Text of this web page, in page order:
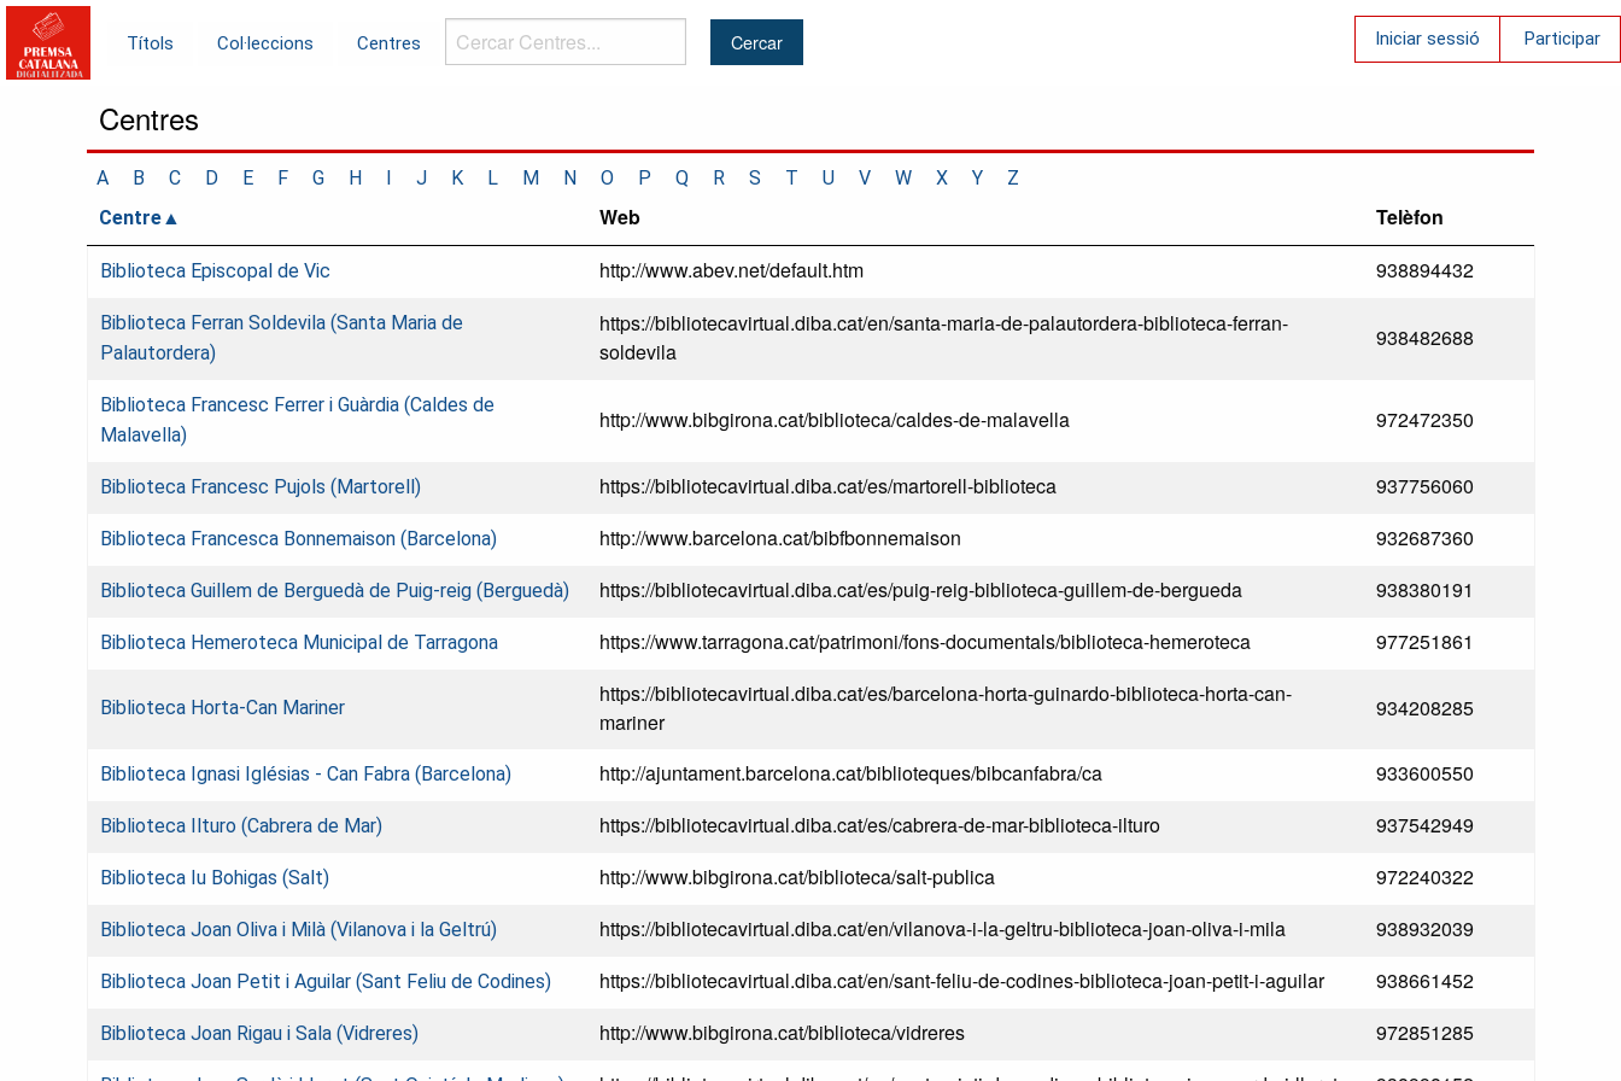
Títols Col·leccions Centres
Cercar
Centres...
Iniciar sessió Participar
Centres
A B C D E F G H I J K L M N O P Q R S T U V W X Y
Z
Centre
Web Telèfon
Biblioteca Episcopal de Vic http://www.abev.net/default.htm 938894432
Biblioteca Ferran Soldevila (Santa Maria de
Palautordera)
https://bibliotecavirtual.diba.cat/en/santa-maria-de-palautordera-biblioteca-ferran-
soldevila
938482688
Biblioteca Francesc Ferrer i Guàrdia (Caldes de
Malavella)
http://www.bibgirona.cat/biblioteca/caldes-de-malavella 972472350
Biblioteca Francesc Pujols (Martorell) https://bibliotecavirtual.diba.cat/es/martorell-biblioteca 937756060
Biblioteca Francesca Bonnemaison (Barcelona) http://www.barcelona.cat/bibfbonnemaison 932687360
Biblioteca Guillem de Berguedà de Puig-reig (Berguedà) https://bibliotecavirtual.diba.cat/es/puig-reig-biblioteca-guillem-de-bergueda 938380191
Biblioteca Hemeroteca Municipal de Tarragona https://www.tarragona.cat/patrimoni/fons-documentals/biblioteca-hemeroteca 977251861
Biblioteca Horta-Can Mariner
https://bibliotecavirtual.diba.cat/es/barcelona-horta-guinardo-biblioteca-horta-can-
mariner
934208285
Biblioteca Ignasi Iglésias - Can Fabra (Barcelona) http://ajuntament.barcelona.cat/biblioteques/bibcanfabra/ca 933600550
Biblioteca Ilturo (Cabrera de Mar) https://bibliotecavirtual.diba.cat/es/cabrera-de-mar-biblioteca-ilturo 937542949
Biblioteca Iu Bohigas (Salt) http://www.bibgirona.cat/biblioteca/salt-publica 972240322
Biblioteca Joan Oliva i Milà (Vilanova i la Geltrú) https://bibliotecavirtual.diba.cat/en/vilanova-i-la-geltru-biblioteca-joan-oliva-i-mila 938932039
Biblioteca Joan Petit i Aguilar (Sant Feliu de Codines) https://bibliotecavirtual.diba.cat/en/sant-feliu-de-codines-biblioteca-joan-petit-i-aguilar 938661452
Biblioteca Joan Rigau i Sala (Vidreres) http://www.bibgirona.cat/biblioteca/vidreres 972851285